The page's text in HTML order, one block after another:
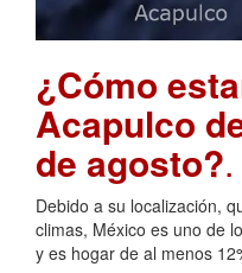
¿Cómo
Acapulco
de agosto?
Debido a su localización,
climas, México es uno de
y es hogar de al menos